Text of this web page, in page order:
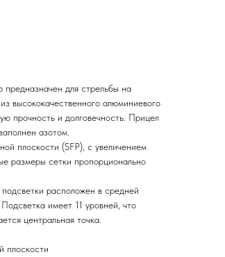
для стрельбы на
высококачественного алюминиевого
прочность и долговечность. Прицел
азотом.
плоскости (SFP), с увеличением
размеры сетки пропорционально
расположен в средней
имеет 11 уровней, что
центральная точка.
плоскости